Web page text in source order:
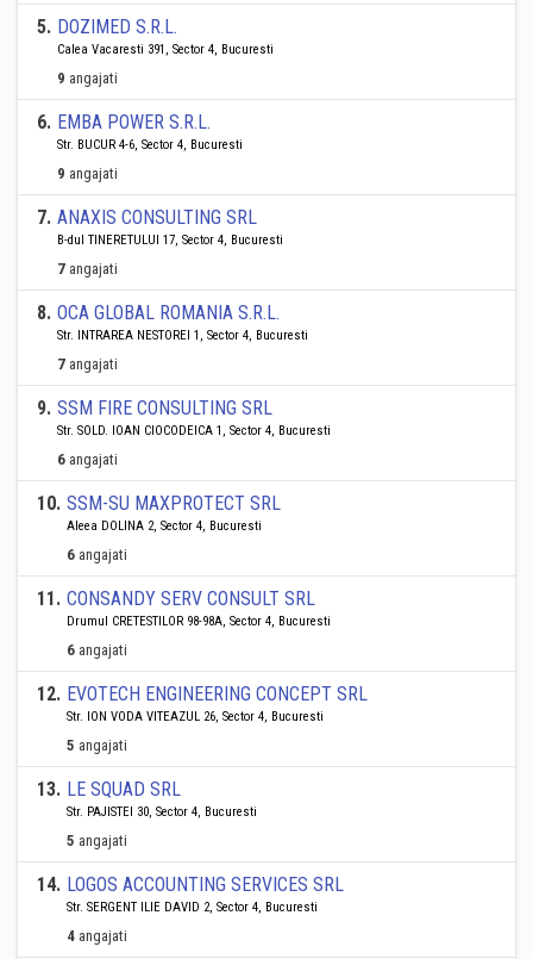
5. DOZIMED S.R.L.
Calea Vacaresti 391, Sector 4, Bucuresti
9 angajati
6. EMBA POWER S.R.L.
Str. BUCUR 4-6, Sector 4, Bucuresti
9 angajati
7. ANAXIS CONSULTING SRL
B-dul TINERETULUI 17, Sector 4, Bucuresti
7 angajati
8. OCA GLOBAL ROMANIA S.R.L.
Str. INTRAREA NESTOREI 1, Sector 4, Bucuresti
7 angajati
9. SSM FIRE CONSULTING SRL
Str. SOLD. IOAN CIOCODEICA 1, Sector 4, Bucuresti
6 angajati
10. SSM-SU MAXPROTECT SRL
Aleea DOLINA 2, Sector 4, Bucuresti
6 angajati
11. CONSANDY SERV CONSULT SRL
Drumul CRETESTILOR 98-98A, Sector 4, Bucuresti
6 angajati
12. EVOTECH ENGINEERING CONCEPT SRL
Str. ION VODA VITEAZUL 26, Sector 4, Bucuresti
5 angajati
13. LE SQUAD SRL
Str. PAJISTEI 30, Sector 4, Bucuresti
5 angajati
14. LOGOS ACCOUNTING SERVICES SRL
Str. SERGENT ILIE DAVID 2, Sector 4, Bucuresti
4 angajati